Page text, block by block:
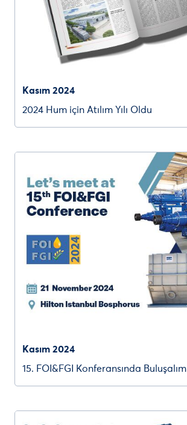
Kasım 2024
2024 Hum için Atılım Yılı Oldu
Kasım 2024
15. FOI&FGI Konferansında Buluşalım